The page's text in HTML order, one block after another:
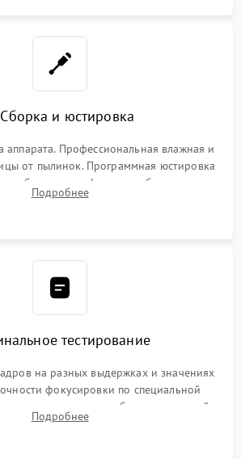
и юстировка
аппарата. Профессиональная влажная и
от пылинок. Программная юстировка
калибровка автофокуса, стабилизатора и
с помощью сервисного ПО.
Подробнее
тестирование
на разных выдержках и значениях
фокусировки по специальной
на карту памяти, работы встроенной
и всех кнопок управления.
Подробнее